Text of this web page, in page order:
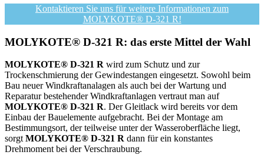
Kontaktieren Sie uns für weitere Informationen zum
MOLYKOTE® D-321 R!
MOLYKOTE® D-321 R: das erste Mittel der Wahl
MOLYKOTE® D-321 R wird zum Schutz und zur
Trockenschmierung der Gewindestangen eingesetzt. Sowohl beim
Bau neuer Windkraftanalagen als auch bei der Wartung und
Reparatur bestehender Windkraftanlagen vertraut man auf
MOLYKOTE® D-321 R. Der Gleitlack wird bereits vor dem
Einbau der Bauelemente aufgebracht. Bei der Montage am
Bestimmungsort, der teilweise unter der Wasseroberfläche liegt,
sorgt MOLYKOTE® D-321 R dann für ein konstantes
Drehmoment bei der Verschraubung.